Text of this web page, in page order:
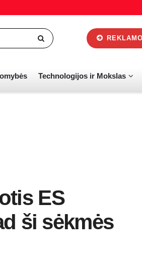
Technologijos ir Mokslas
ES
ši sėkmės